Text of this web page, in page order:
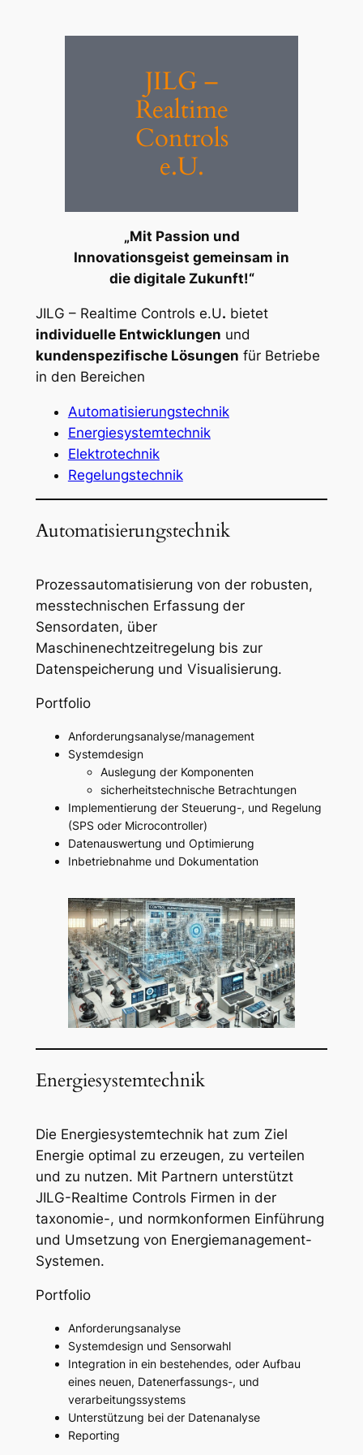
JILG –
Realtime
Controls
e.U.
„Mit Passion und
Innovationsgeist gemeinsam in
die digitale Zukunft!“
JILG – Realtime Controls e.U. bietet
individuelle Entwicklungen und
kundenspezifische Lösungen für Betriebe
in den Bereichen
Automatisierungstechnik
Energiesystemtechnik
Elektrotechnik
Regelungstechnik
Automatisierungstechnik
Prozessautomatisierung von der robusten,
messtechnischen Erfassung der
Sensordaten, über
Maschinenechtzeitregelung bis zur
Datenspeicherung und Visualisierung.
Portfolio
Anforderungsanalyse/management
Systemdesign
Auslegung der Komponenten
sicherheitstechnische Betrachtungen
Implementierung der Steuerung-, und Regelung
(SPS oder Microcontroller)
Datenauswertung und Optimierung
Inbetriebnahme und Dokumentation
Energiesystemtechnik
Die Energiesystemtechnik hat zum Ziel
Energie optimal zu erzeugen, zu verteilen
und zu nutzen. Mit Partnern unterstützt
JILG-Realtime Controls Firmen in der
taxonomie-, und normkonformen Einführung
und Umsetzung von Energiemanagement-
Systemen.
Portfolio
Anforderungsanalyse
Systemdesign und Sensorwahl
Integration in ein bestehendes, oder Aufbau
eines neuen, Datenerfassungs-, und
verarbeitungssystems
Unterstützung bei der Datenanalyse
Reporting